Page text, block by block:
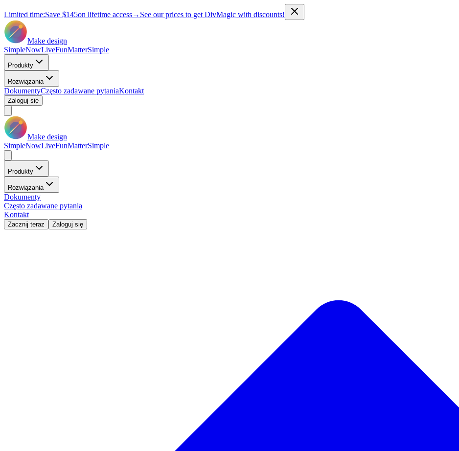
Limited time:Save $145on lifetime access→ See our prices to get DivMagic with discounts!
Make design
SimpleNowLiveFunMatterSimple
Produkty
Rozwiązania
DokumentyCzęsto zadawane pytaniaKontakt
Zaloguj się
Make design
SimpleNowLiveFunMatterSimple
Produkty
Rozwiązania
Dokumenty
Często zadawane pytania
Kontakt
Zacznij teraz Zaloguj się